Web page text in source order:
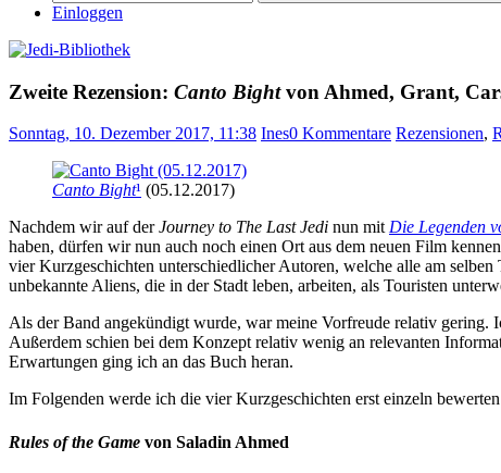
Suchen
Einloggen
Zweite Rezension: Canto Bightvon Ahmed, Grant,
Sonntag, 10. Dezember 2017, 11:38 Ines0 Kommentare Rezensionen,
Canto Bight¹ (05.12.2017)
Nachdem wir auf derJourney to The Last Jedi nun mitDie Legenden
haben, dürfen wir nun auch noch einen Ort aus dem neuen Film
vier Kurzgeschichten unterschiedlicher Autoren, welche alle am
unbekannte Aliens, die in der Stadt leben, arbeiten, als Touristen
Als der Band angekündigt wurde, war meine Vorfreude relativ gering.
Außerdem schien bei dem Konzept relativ wenig an relevanten
Erwartungen ging ich an das Buch heran.
Im Folgenden werde ich die vier Kurzgeschichten erst einzeln
Rules of the Game von Saladin Ahmed